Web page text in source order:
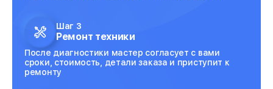
Шаг 3
Ремонт техники
После диагностики мастер согласует с вами
сроки, стоимость, детали заказа и приступит к
ремонту